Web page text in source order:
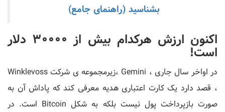
بشناسید (راهنمای جامع)
اکنون ارزش هرکدام بیش از 30000 دلار
است!
در اواخر سال جاری ، Gemini ،زیرمجموعه ی شرکت Winklevoss
، قصد دارد یک کارت اعتباری هدیه معرفی کند که پاداش آن به
صورت بازپرداخت پول نیست بلکه به شکل Bitcoin است. در